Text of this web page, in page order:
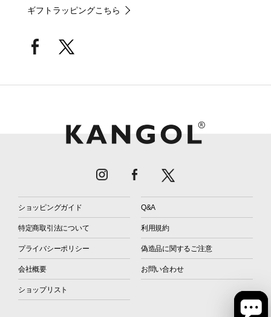
ギフトラッピングこちら
ショッピングガイド Q&A
特定商取引法について 利用規約
プライバシーポリシー 偽造品に関するご注意
会社概要 お問い合わせ
ショップリスト